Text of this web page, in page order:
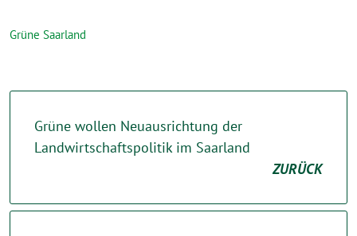
Grüne Saarland
Grüne wollen Neuausrichtung der
Landwirtschaftspolitik im Saarland
ZURÜCK